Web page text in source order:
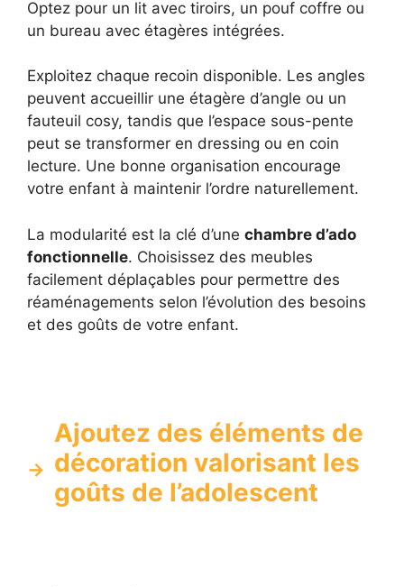
Optez pour un lit avec tiroirs, un pouf coffre ou
un bureau avec étagères intégrées.
Exploitez chaque recoin disponible. Les angles
peuvent accueillir une étagère d’angle ou un
fauteuil cosy, tandis que l’espace sous-pente
peut se transformer en dressing ou en coin
lecture. Une bonne organisation encourage
votre enfant à maintenir l’ordre naturellement.
La modularité est la clé d’une chambre d’ado
fonctionnelle. Choisissez des meubles
facilement déplaçables pour permettre des
réaménagements selon l’évolution des besoins
et des goûts de votre enfant.
Ajoutez des éléments de
décoration valorisant les
goûts de l’adolescent